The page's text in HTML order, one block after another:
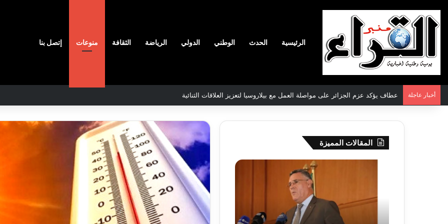
الرئيسية الحدث الوطني الدولي الرياضة الثقافة منوعات إتصل بنا
أخبار عاجلة سعيود يشدد على إلزامية استكمال جميع عمليات تعويض متضرري حرائق الغابات قبل نهاية شهر أوت
المقالات المميزة
عمل
للمتمدرسين
والي
سيدي
بلعباس
يؤكد
جاهزية
القطاعات